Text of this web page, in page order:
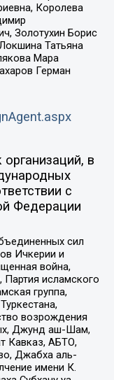
Королева
Золотухин Борис
Татьяна
Мара
Герман
в
с
Федерации
сил
Ичкерии и
война,
Партия исламского
группа,
возрождения
Джунд аш-Шам,
Кавказ, АБТО,
Джабха аль-
имени К.